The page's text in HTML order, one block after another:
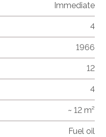
Immediate
4
1966
12
4
~ 12 m²
Fuel oil